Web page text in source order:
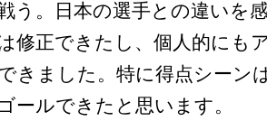
う。日本の選手との違いを
修正できたし、個人的にも
きました。特に得点シーン
ールできたと思います。